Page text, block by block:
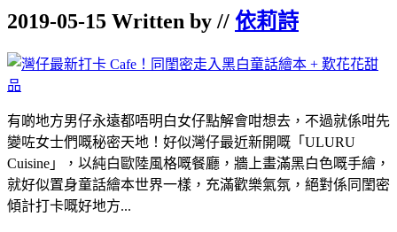
2019-05-15 Written by // 依莉詩
有啲地方男仔永遠都唔明白女仔點解會咁想去，不過就係咁先
變咗女士們嘅秘密天地！好似灣仔最近新開嘅「ULURU
Cuisine」，以純白歐陸風格嘅餐廳，牆上畫滿黑白色嘅手繪，
就好似置身童話繪本世界一樣，充滿歡樂氣氛，絕對係同閨密
傾計打卡嘅好地方...